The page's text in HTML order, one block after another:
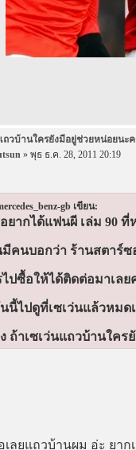
ถวบ้านใครยังมีอยู่ช่วยหน่อยนะ
» พุธ ธ.ค. 28, 2011 20:19
gb เขียน:
ยากได้แฟนผี เล่ม 90
มีคนบอกว่า ร้านสตาร์ซ
ปซื้อให้ได้ติดต่อมาเลย
นี้ไปดูที่เซเว่นแล้วหมด
ง ถ้าเซเว่นแถวบ้านใค
เลยแถวบ้านผม อ่ะ ยา